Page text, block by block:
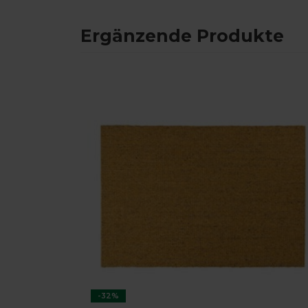
Ergänzende Produkte
-32%